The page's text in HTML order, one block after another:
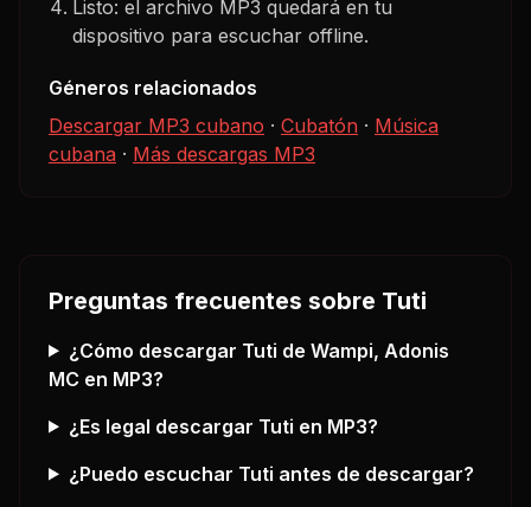
Listo: el archivo MP3 quedará en tu
dispositivo para escuchar offline.
Géneros relacionados
Descargar MP3 cubano · Cubatón · Música
cubana · Más descargas MP3
Preguntas frecuentes sobre Tuti
¿Cómo descargar Tuti de Wampi, Adonis
MC en MP3?
¿Es legal descargar Tuti en MP3?
¿Puedo escuchar Tuti antes de descargar?